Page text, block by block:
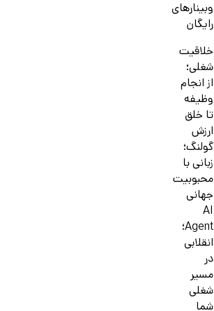
وبینارهای
رایگان
خلاقیت
شغلی؛
از انجام
وظیفه
تا خلق
ارزش
گولنگ؛
زبانی با
محبوبیت
جهانی
AI
Agent؛
انقلابی
در
مسیر
شغلی